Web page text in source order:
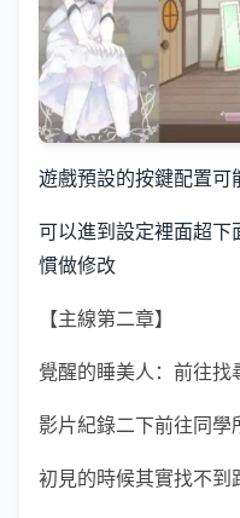
遊戲預設的按鍵配置可
可以進到設定裡面超下
慣做修改
【主線第二章】
覺醒的睡美人：前往找
影片紀錄二下前往同學
初見的時候其實找不到